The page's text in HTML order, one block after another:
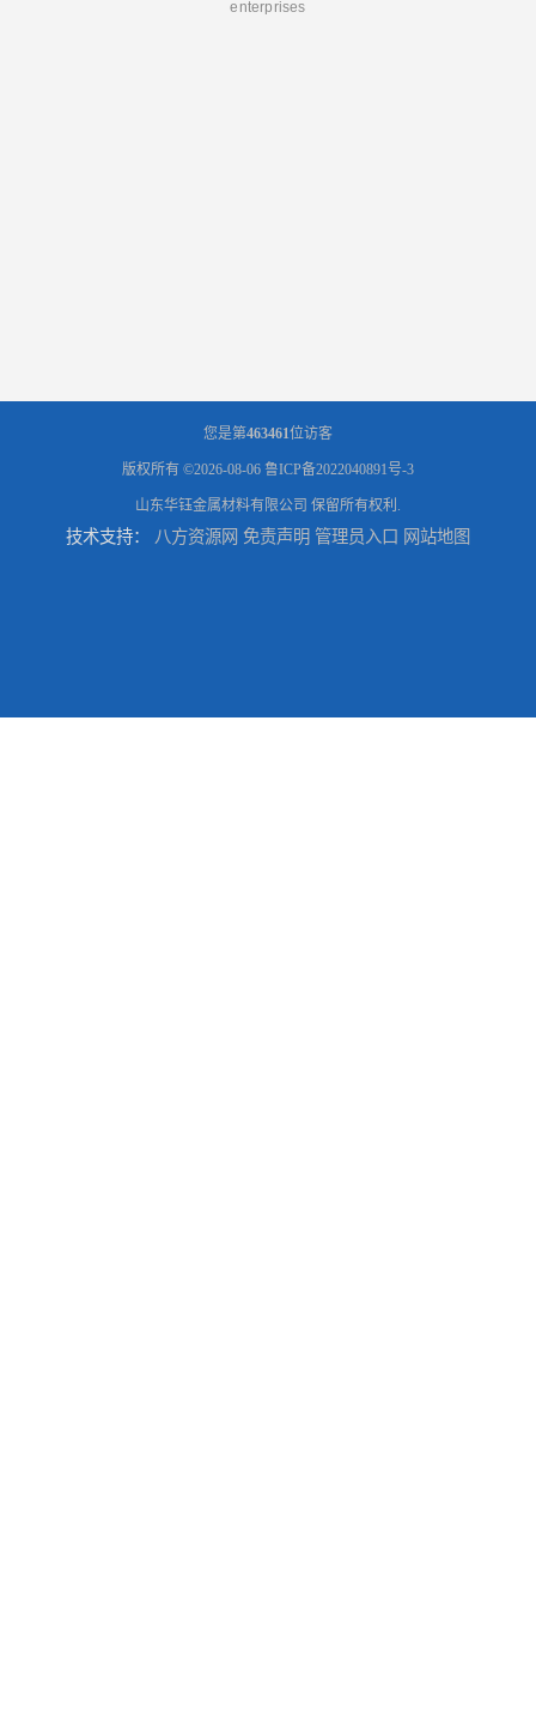
enterprises
您是第463461位访客
版权所有 ©2026-08-06 鲁ICP备2022040891号-3
山东华钰金属材料有限公司 保留所有权利.
技术支持： 八方资源网 免责声明 管理员入口 网站地图